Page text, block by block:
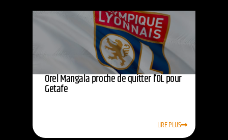
Orel Mangala proche de quitter l’OL pour
Getafe
LIRE PLUS